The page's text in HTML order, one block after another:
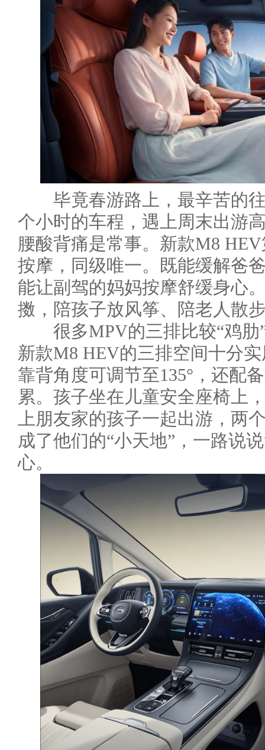
毕竟春游路上，最辛苦的往
个小时的车程，遇上周末出游
腰酸背痛是常事。新款M8
按摩，同级唯一。既能缓解爸
能让副驾的妈妈按摩舒缓身心
擞，陪孩子放风筝、陪老人散
很多MPV的三排比较“鸡肋
新款M8 HEV的三排空间十分
靠背角度可调节至135°，还配
累。孩子坐在儿童安全座椅上
上朋友家的孩子一起出游，两
成了他们的“小天地”，一路说
心。